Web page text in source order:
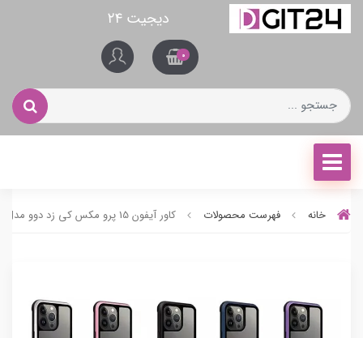
دیجیت ۲۴
0
خانه فهرست محصولات کاور آیفون 15 پرو مکس کی زد دوو مدل ARES